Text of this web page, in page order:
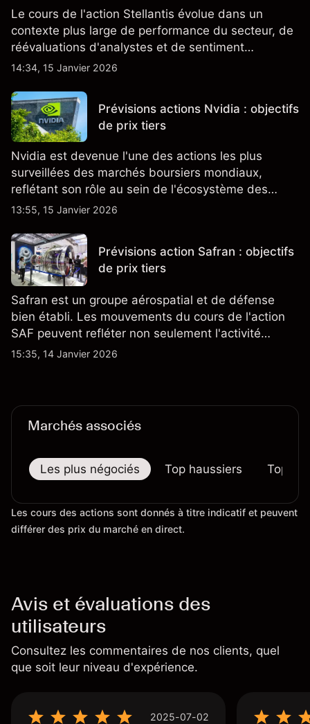
Le cours de l'action Stellantis évolue dans un
contexte plus large de performance du secteur, de
réévaluations d'analystes et de sentiment
changeant, qui ensemble aident à comprendre
14:34, 15 Janvier 2026
Prévisions actions Nvidia : objectifs
de prix tiers
Nvidia est devenue l'une des actions les plus
surveillées des marchés boursiers mondiaux,
reflétant son rôle au sein de l'écosystème des
semi-conducteurs et de l'IA.
13:55, 15 Janvier 2026
Prévisions action Safran : objectifs
de prix tiers
Safran est un groupe aérospatial et de défense
bien établi. Les mouvements du cours de l'action
SAF peuvent refléter non seulement l'activité
quotidienne du marché, mais aussi la position de
15:35, 14 Janvier 2026
Marchés associés
Les plus négociés Top haussiers Top
Les cours des actions sont donnés à titre indicatif et peuvent
différer des prix du marché en direct.
Avis et évaluations des
utilisateurs
Consultez les commentaires de nos clients, quel
que soit leur niveau d'expérience.
2025-07-02